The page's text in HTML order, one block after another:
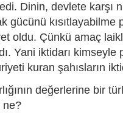
Dinin, devlete karşı
gücünü kısıtlayabilme
oldu. Çünkü amaç
Yani iktidarı kimseyle
kuran şahısların
değerlerine bir
ne?